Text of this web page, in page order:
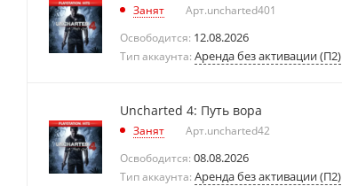
Занят Арт.uncharted401
Освободится: 12.08.2026
Тип аккаунта: Аренда без активации (П2)
Uncharted 4: Путь вора
Занят Арт.uncharted42
Освободится: 08.08.2026
Тип аккаунта: Аренда без активации (П2)